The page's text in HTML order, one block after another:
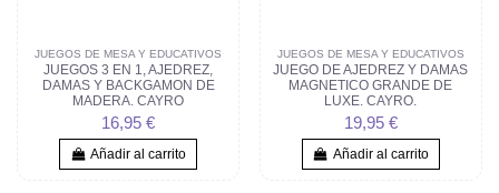
JUEGOS DE MESA Y EDUCATIVOS
JUEGOS 3 EN 1, AJEDREZ,
DAMAS Y BACKGAMON DE
MADERA. CAYRO
16,95 €
Añadir al carrito
JUEGOS DE MESA Y EDUCATIVOS
JUEGO DE AJEDREZ Y DAMAS
MAGNETICO GRANDE DE
LUXE. CAYRO.
19,95 €
Añadir al carrito